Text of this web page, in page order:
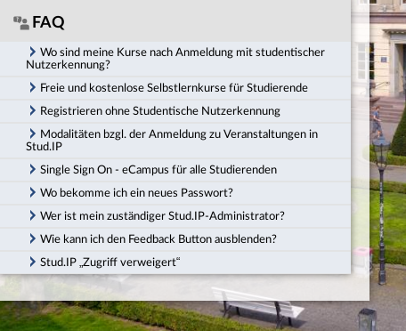
FAQ
Wo sind meine Kurse nach Anmeldung mit studentischer
Nutzerkennung?
Freie und kostenlose Selbstlernkurse für Studierende
Registrieren ohne Studentische Nutzerkennung
Modalitäten bzgl. der Anmeldung zu Veranstaltungen in
Stud.IP
Single Sign On - eCampus für alle Studierenden
Wo bekomme ich ein neues Passwort?
Wer ist mein zuständiger Stud.IP-Administrator?
Wie kann ich den Feedback Button ausblenden?
Stud.IP „Zugriff verweigert“